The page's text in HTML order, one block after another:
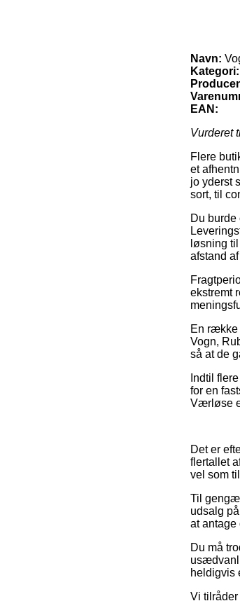
Navn:
Kategori:
EAN:
Vurderet
Flere
et
jo yderst
sort, til
Du
løsning
afstand
ekstremt
En række
Vogn,
så at de
Indtil
for en
Værløse
Det er
flertallet
vel som
Til
udsalg
at antage
Du må
heldigvis
Vi